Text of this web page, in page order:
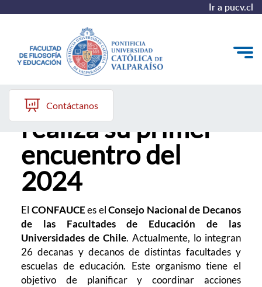
Ir a pucv.cl
Quiénes somos
Líneas de trabajo 2025-2028
Historia
Proyecto Conocimientos 2030
Contáctanos
CONFAUCE
realiza su primer
encuentro del
2024
El CONFAUCEes elConsejo Nacional de Decanos
de las Facultades de Educación de las
Universidades de Chile. Actualmente, lo integran
26 decanas y decanos de distintas facultades y
escuelas de educación. Este organismo tiene el
objetivo de planificar y coordinar acciones